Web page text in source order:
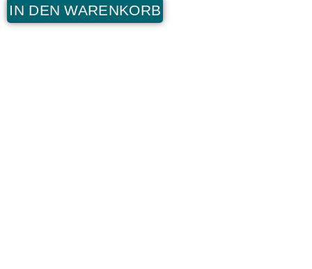
IN DEN WARENKORB